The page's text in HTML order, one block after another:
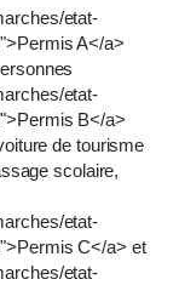
etat-
A</a>
etat-
B</a>
de tourisme
scolaire,
etat-
C</a> et
etat-